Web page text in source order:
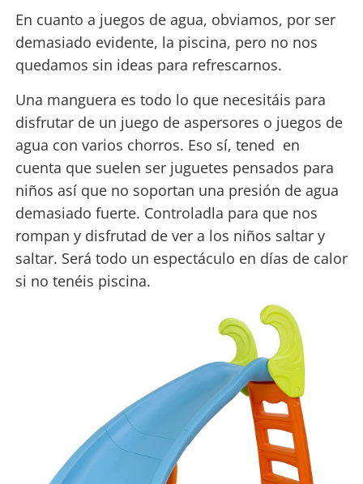
En cuanto a juegos de agua, obviamos, por ser
demasiado evidente, la piscina, pero no nos
quedamos sin ideas para refrescarnos.
Una manguera es todo lo que necesitáis para
disfrutar de un juego de aspersores o juegos de
agua con varios chorros. Eso sí, tened en
cuenta que suelen ser juguetes pensados para
niños así que no soportan una presión de agua
demasiado fuerte. Controladla para que nos
rompan y disfrutad de ver a los niños saltar y
saltar. Será todo un espectáculo en días de calor
si no tenéis piscina.